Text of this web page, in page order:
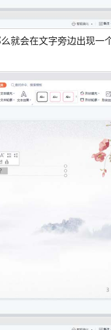
就会在文字旁边出现一